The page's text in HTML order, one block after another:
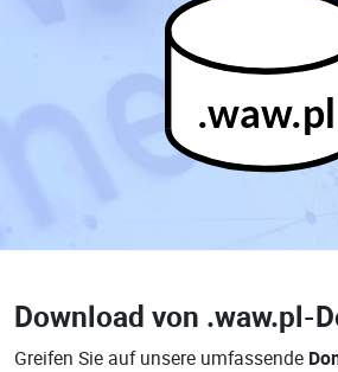
.waw.pl
Download von .waw.pl-
Greifen Sie auf unsere umfassende